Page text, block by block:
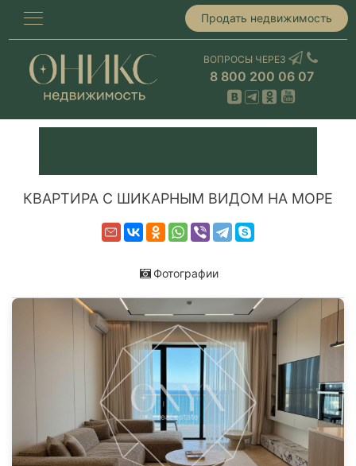
Продать недвижимость
ВОПРОСЫ ЧЕРЕЗ
8 800 200 06 07
КВАРТИРА С ШИКАРНЫМ ВИДОМ НА МОРЕ
Фотографии